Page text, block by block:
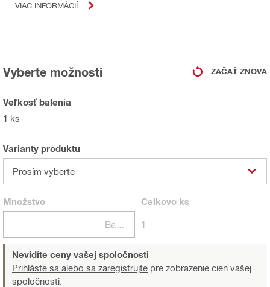
VIAC INFORMÁCIÍ
Vyberte možnosti ZAČAŤ ZNOVA
Veľkosť balenia
1 ks
Varianty produktu
Prosím vyberte
Množstvo Celkovo ks
1
Nevidíte ceny vašej spoločnosti
Prihláste sa alebo sa zaregistrujte pre zobrazenie cien vašej
spoločnosti.